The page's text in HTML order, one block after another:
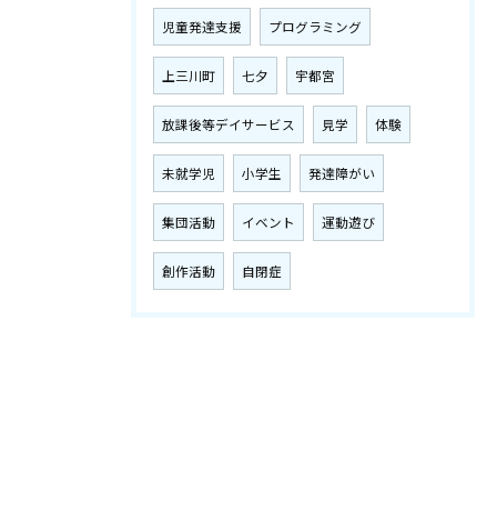
児童発達支援 プログラミング
上三川町 七夕 宇都宮
放課後等デイサービス 見学 体験
未就学児 小学生 発達障がい
集団活動 イベント 運動遊び
創作活動 自閉症